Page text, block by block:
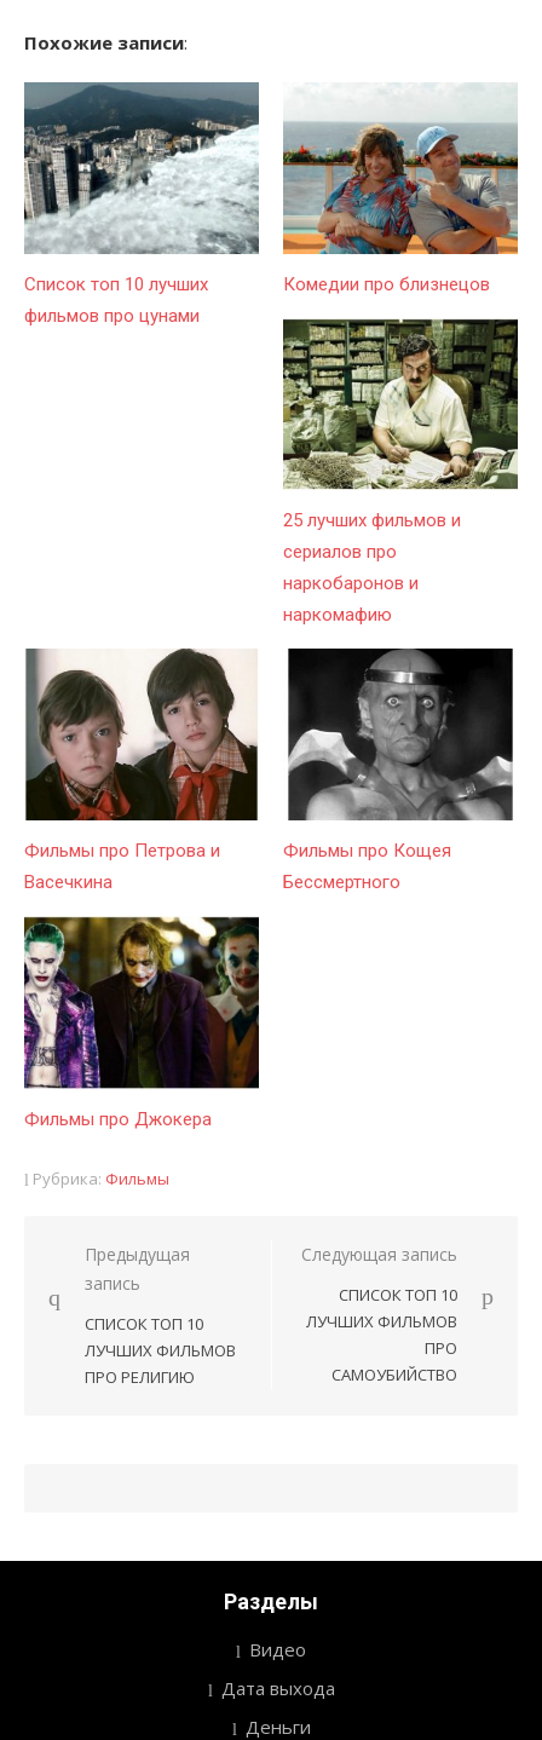
Похожие записи:
Список топ 10 лучших
фильмов про цунами
Комедии про близнецов
25 лучших фильмов и
сериалов про
наркобаронов и
наркомафию
Фильмы про Петрова и
Васечкина
Фильмы про Кощея
Бессмертного
Фильмы про Джокера
Рубрика: Фильмы
Навигация
по
записям
Предыдущая
запись
СПИСОК ТОП 10
ЛУЧШИХ ФИЛЬМОВ
ПРО РЕЛИГИЮ
Следующая запись
СПИСОК ТОП 10
ЛУЧШИХ ФИЛЬМОВ
ПРО
САМОУБИЙСТВО
Разделы
Видео
Дата выхода
Деньги